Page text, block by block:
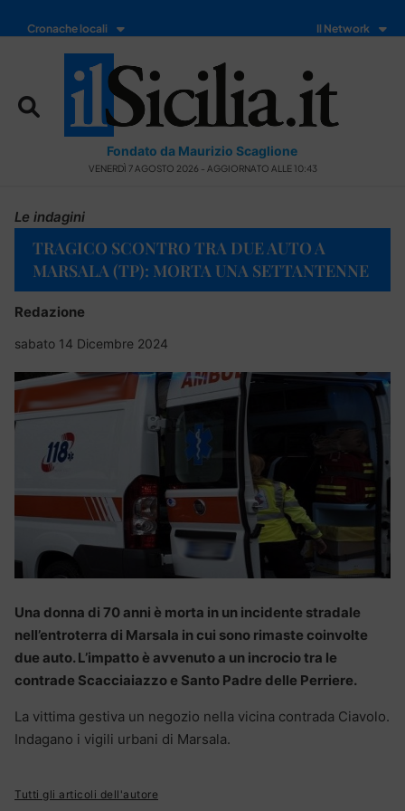
Cronache locali Il Network
Fondato da Maurizio Scaglione
VENERDÌ 7 AGOSTO 2026 - AGGIORNATO ALLE 10:43
Le indagini
TRAGICO SCONTRO TRA DUE AUTO A
MARSALA (TP): MORTA UNA SETTANTENNE
Redazione
sabato 14 Dicembre 2024
Una donna di 70 anni è morta in un incidente stradale
nell’entroterra di Marsala in cui sono rimaste coinvolte
due auto. L’impatto è avvenuto a un incrocio tra le
contrade Scacciaiazzo e Santo Padre delle Perriere.
La vittima gestiva un negozio nella vicina contrada Ciavolo.
Indagano i vigili urbani di Marsala.
Tutti gli articoli dell'autore